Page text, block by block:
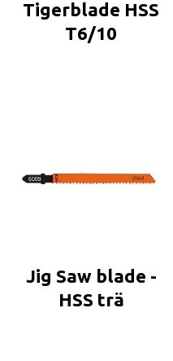
Tigerblade HSS
T6/10
Jig Saw blade -
HSS trä